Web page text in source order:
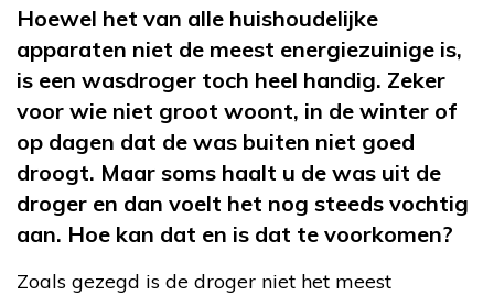
Hoewel het van alle huishoudelijke
apparaten niet de meest energiezuinige is,
is een wasdroger toch heel handig. Zeker
voor wie niet groot woont, in de winter of
op dagen dat de was buiten niet goed
droogt. Maar soms haalt u de was uit de
droger en dan voelt het nog steeds vochtig
aan. Hoe kan dat en is dat te voorkomen?
Zoals gezegd is de droger niet het meest